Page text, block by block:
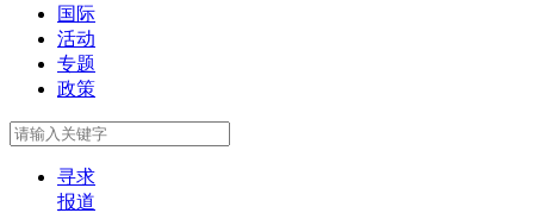
国际
活动
专题
政策
寻求
报道